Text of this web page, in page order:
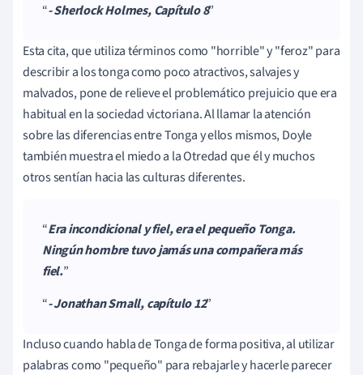
- Sherlock Holmes, Capítulo 8
Esta cita, que utiliza términos como "horrible" y "feroz" para
describir a los tonga como poco atractivos, salvajes y
malvados, pone de relieve el problemático prejuicio que era
habitual en la sociedad victoriana. Al llamar la atención
sobre las diferencias entre Tonga y ellos mismos, Doyle
también muestra el miedo a la Otredad que él y muchos
otros sentían hacia las culturas diferentes.
Era incondicional y fiel, era el pequeño Tonga.
Ningún hombre tuvo jamás una compañera más
fiel.
- Jonathan Small, capítulo 12
Incluso cuando habla de Tonga de forma positiva, al utilizar
palabras como "pequeño" para rebajarle y hacerle parecer